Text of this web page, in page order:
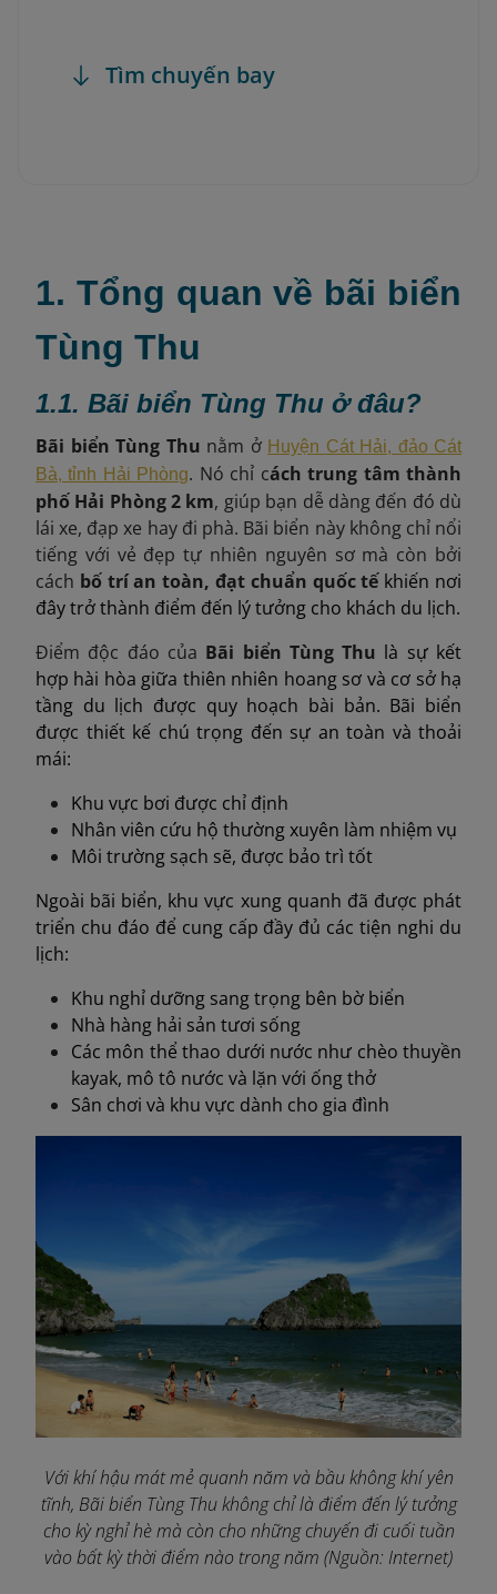
Tìm chuyến bay
1. Tổng quan về bãi biển
Tùng Thu
1.1. Bãi biển Tùng Thu ở đâu?
Bãi biển Tùng Thu nằm ở Huyện Cát Hải, đảo Cát
Bà, tỉnh Hải Phòng. Nó chỉ cách trung tâm thành
phố Hải Phòng 2 km, giúp bạn dễ dàng đến đó dù
lái xe, đạp xe hay đi phà. Bãi biển này không chỉ nổi
tiếng với vẻ đẹp tự nhiên nguyên sơ mà còn bởi
cách bố trí an toàn, đạt chuẩn quốc tế khiến nơi
đây trở thành điểm đến lý tưởng cho khách du lịch.
Điểm độc đáo của Bãi biển Tùng Thu là sự kết
hợp hài hòa giữa thiên nhiên hoang sơ và cơ sở hạ
tầng du lịch được quy hoạch bài bản. Bãi biển
được thiết kế chú trọng đến sự an toàn và thoải
mái:
Khu vực bơi được chỉ định
Nhân viên cứu hộ thường xuyên làm nhiệm vụ
Môi trường sạch sẽ, được bảo trì tốt
Ngoài bãi biển, khu vực xung quanh đã được phát
triển chu đáo để cung cấp đầy đủ các tiện nghi du
lịch:
Khu nghỉ dưỡng sang trọng bên bờ biển
Nhà hàng hải sản tươi sống
Các môn thể thao dưới nước như chèo thuyền
kayak, mô tô nước và lặn với ống thở
Sân chơi và khu vực dành cho gia đình
Với khí hậu mát mẻ quanh năm và bầu không khí yên
tĩnh, Bãi biển Tùng Thu không chỉ là điểm đến lý tưởng
cho kỳ nghỉ hè mà còn cho những chuyến đi cuối tuần
vào bất kỳ thời điểm nào trong năm (Nguồn: Internet)